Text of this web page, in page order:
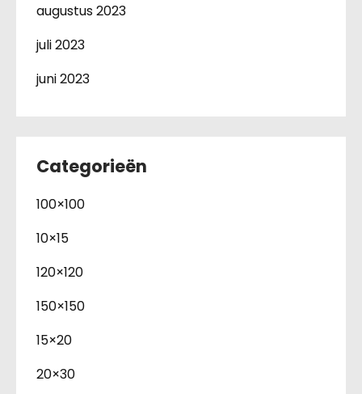
augustus 2023
juli 2023
juni 2023
Categorieën
100×100
10×15
120×120
150×150
15×20
20×30